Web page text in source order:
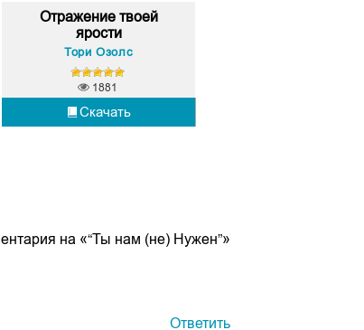
Отражение твоей
ярости
Тори Озолс
Скачать
1881
на «“Ты нам (не) Нужен”»
Ответить